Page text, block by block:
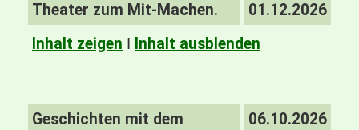
Theater zum Mit-Machen.
01.12.2026
Inhalt zeigen I Inhalt ausblenden
Geschichten mit dem
06.10.2026